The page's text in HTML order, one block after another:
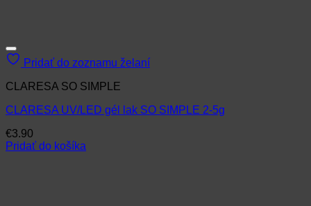
Pridať do zoznamu želaní
CLARESA SO SIMPLE
CLARESA UV/LED gél lak SO SIMPLE 2-5g
€3.90
Pridať do košíka